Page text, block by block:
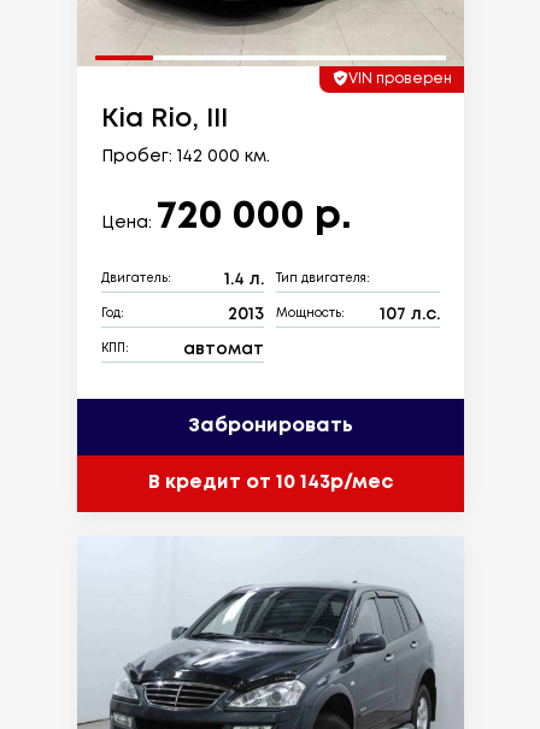
VIN проверен
Kia Rio, III
Пробег: 142 000 км.
Цена: 720 000 р.
Двигатель: 1.4 л. Тип двигателя:
Год: 2013 Мощность: 107 л.с.
КПП: автомат
Забронировать
В кредит от 10 143р/мес